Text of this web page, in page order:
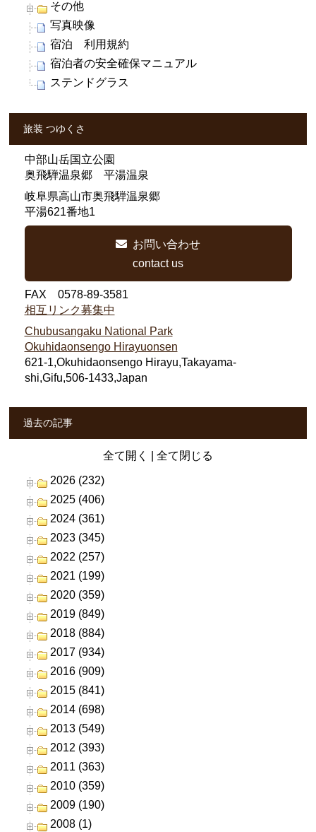
その他
写真映像
宿泊 利用規約
宿泊者の安全確保マニュアル
ステンドグラス
旅装 つゆくさ
中部山岳国立公園
奥飛騨温泉郷 平湯温泉
岐阜県高山市奥飛騨温泉郷
平湯621番地1
お問い合わせ
contact us
FAX 0578-89-3581
相互リンク募集中
Chubusangaku National Park
Okuhidaonsengo Hirayuonsen
621-1,Okuhidaonsengo Hirayu,Takayama-
shi,Gifu,506-1433,Japan
過去の記事
全て開く 全て閉じる
2026 (232)
2025 (406)
2024 (361)
2023 (345)
2022 (257)
2021 (199)
2020 (359)
2019 (849)
2018 (884)
2017 (934)
2016 (909)
2015 (841)
2014 (698)
2013 (549)
2012 (393)
2011 (363)
2010 (359)
2009 (190)
2008 (1)